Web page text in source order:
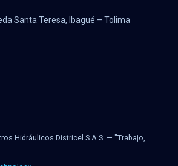
Santa Teresa, Ibagué – Tolima
Hidráulicos Districel S.A.S. — "Trabajo,